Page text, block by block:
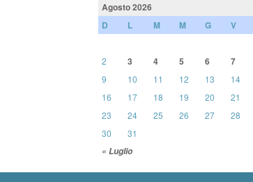
Agosto 2026
D
L M M G V
« Luglio
2
3 4 5 6 7
9
10 11 12 13 14
16
17 18 19 20 21
23
24 25 26 27 28
30
31